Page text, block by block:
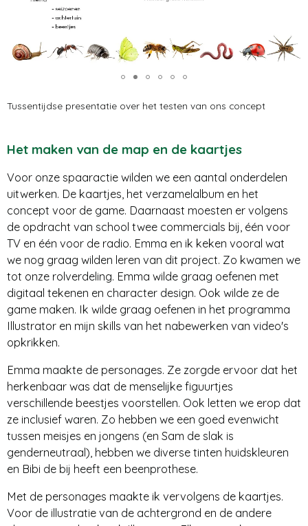
Tussentijdse presentatie over het testen van ons concept
Het maken van de map en de kaartjes
Voor onze spaaractie wilden we een aantal onderdelen
uitwerken. De kaartjes, het verzamelalbum en het
concept voor de game. Daarnaast moesten er volgens
de opdracht van school twee commercials bij, één voor
TV en één voor de radio. Emma en ik keken vooral wat
we nog graag wilden leren van dit project. Zo kwamen we
tot onze rolverdeling. Emma wilde graag oefenen met
digitaal tekenen en character design. Ook wilde ze de
game maken. Ik wilde graag oefenen in het programma
Illustrator en mijn skills van het nabewerken van video's
opkrikken.
Emma maakte de personages. Ze zorgde ervoor dat het
herkenbaar was dat de menselijke figuurtjes
verschillende beestjes voorstellen. Ook letten we erop dat
ze inclusief waren. Zo hebben we een goed evenwicht
tussen meisjes en jongens (en Sam de slak is
genderneutraal), hebben we diverse tinten huidskleuren
en Bibi de bij heeft een beenprothese.
Met de personages maakte ik vervolgens de kaartjes.
Voor de illustratie van de achtergrond en de andere